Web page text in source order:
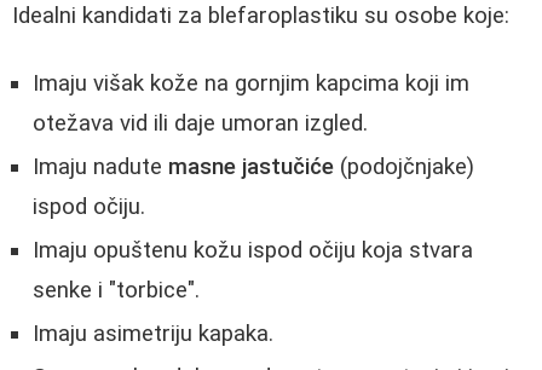
Idealni kandidati za blefaroplastiku su osobe koje:
Imaju višak kože na gornjim kapcima koji im
otežava vid ili daje umoran izgled.
Imaju nadute masne jastučiće (podojčnjake)
ispod očiju.
Imaju opuštenu kožu ispod očiju koja stvara
senke i "torbice".
Imaju asimetriju kapaka.